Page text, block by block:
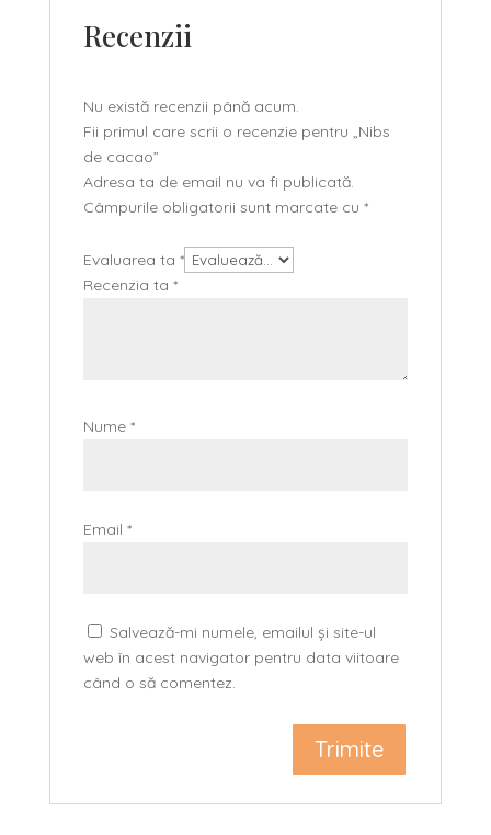
Recenzii
Nu există recenzii până acum.
Fii primul care scrii o recenzie pentru „Nibs
de cacao”
Adresa ta de email nu va fi publicată.
Câmpurile obligatorii sunt marcate cu *
Evaluarea ta *
Recenzia ta *
Nume *
Email *
Salvează-mi numele, emailul și site-ul
web în acest navigator pentru data viitoare
când o să comentez.